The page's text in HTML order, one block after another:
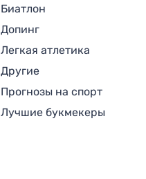
Биатлон
Допинг
Легкая атлетика
Другие
Прогнозы на спорт
Лучшие букмекеры